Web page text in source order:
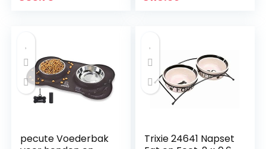
Drinkbenodigdhede
n (Maat: M) Veilig
En Duurzaam
pecute Voederbak
Trixie 24641 Napset